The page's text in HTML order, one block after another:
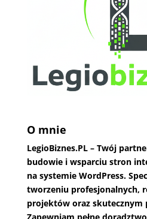
O mnie
LegioBiznes.PL– Twój
budowie i wsparciu stron
na systemie WordPress.
tworzeniu profesjonalnych,
projektów oraz skutecznym